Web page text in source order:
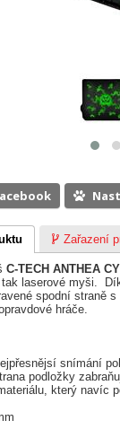
Facebook
Zařazení
C-TECH ANTHEA
laserové myši.
spodní straně
hráče.
snímání
podložky
který navíc